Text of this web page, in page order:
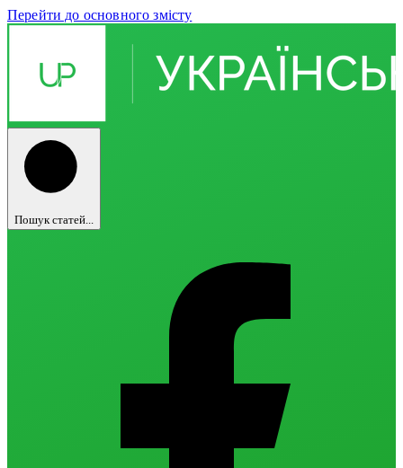
Перейти до основного змісту
Пошук статей...